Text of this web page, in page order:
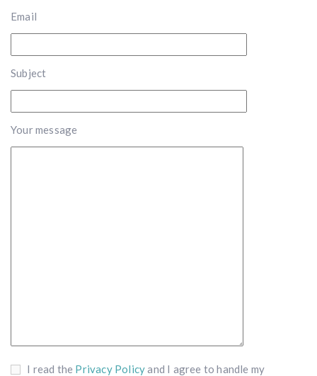
Email
Subject
Your message
I read the Privacy Policyand I agree to handle my